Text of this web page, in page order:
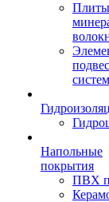
систем
Напольные
покрытия
ПВХ